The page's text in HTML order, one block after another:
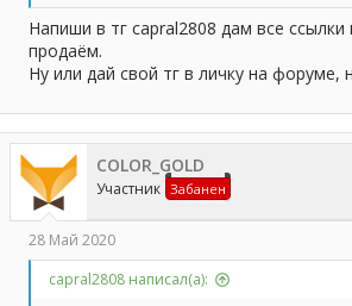
Напиши в тг capral2808 дам все ссылки
продаём.
Ну или дай свой тг в личку на форуме,
COLOR_GOLD
Участник Забанен
28 Май 2020
capral2808 написал(а):